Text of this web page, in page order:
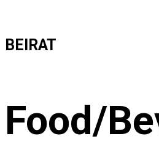
BEIRAT
Food/